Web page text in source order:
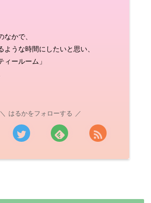
なかで、
ような時間にしたいと思い、
ィールーム」
はるかをフォローする